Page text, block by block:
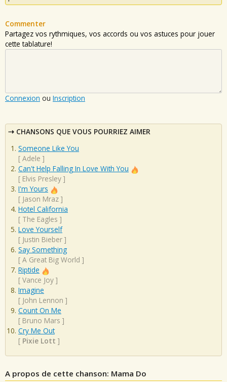
Commenter
Partagez vos rythmiques, vos accords ou vos astuces pour jouer
cette tablature!
Connexion ou Inscription
CHANSONS QUE VOUS POURRIEZ AIMER
Someone Like You
[ Adele ]
Can't Help Falling In Love With You
[ Elvis Presley ]
I'm Yours
[ Jason Mraz ]
Hotel California
[ The Eagles ]
Love Yourself
[ Justin Bieber ]
Say Something
[ A Great Big World ]
Riptide
[ Vance Joy ]
Imagine
[ John Lennon ]
Count On Me
[ Bruno Mars ]
Cry Me Out
[ Pixie Lott ]
A propos de cette chanson: Mama Do